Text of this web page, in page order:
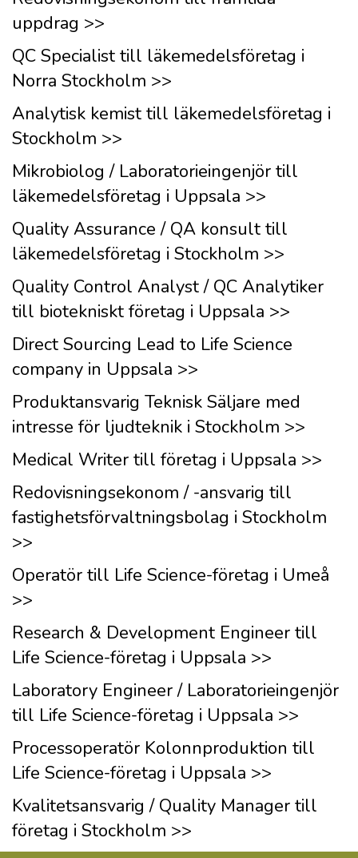
uppdrag >>
QC Specialist till läkemedelsföretag i
Norra Stockholm >>
Analytisk kemist till läkemedelsföretag i
Stockholm >>
Mikrobiolog / Laboratorieingenjör till
läkemedelsföretag i Uppsala >>
Quality Assurance / QA konsult till
läkemedelsföretag i Stockholm >>
Quality Control Analyst / QC Analytiker
till biotekniskt företag i Uppsala >>
Direct Sourcing Lead to Life Science
company in Uppsala >>
Produktansvarig Teknisk Säljare med
intresse för ljudteknik i Stockholm >>
Medical Writer till företag i Uppsala >>
Redovisningsekonom / -ansvarig till
fastighetsförvaltningsbolag i Stockholm
>>
Operatör till Life Science-företag i Umeå
>>
Research & Development Engineer till
Life Science-företag i Uppsala >>
Laboratory Engineer / Laboratorieingenjör
till Life Science-företag i Uppsala >>
Processoperatör Kolonnproduktion till
Life Science-företag i Uppsala >>
Kvalitetsansvarig / Quality Manager till
företag i Stockholm >>